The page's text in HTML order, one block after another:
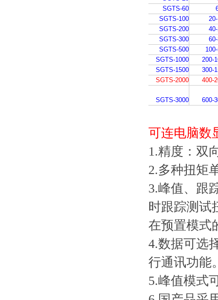
SGTS-60
SGTS-100
SGTS-200
SGTS-300
SGTS-500
SGTS-1000
200-
SGTS-1500
300-
SGTS-2000
400-
SGTS-3000 600-
可连电脑数
1.精度：双
2.多种扭矩
3.峰值、跟
时跟踪测试
在预置模式
4.数据可选
行通讯功能
5.峰值模式